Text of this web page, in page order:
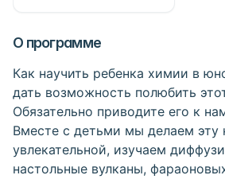
О программе
Как научить ребенка химии в
дать возможность полюбить
Обязательно приводите его к
Вместе с детьми мы делаем эту
увлекательной, изучаем
настольные вулканы,